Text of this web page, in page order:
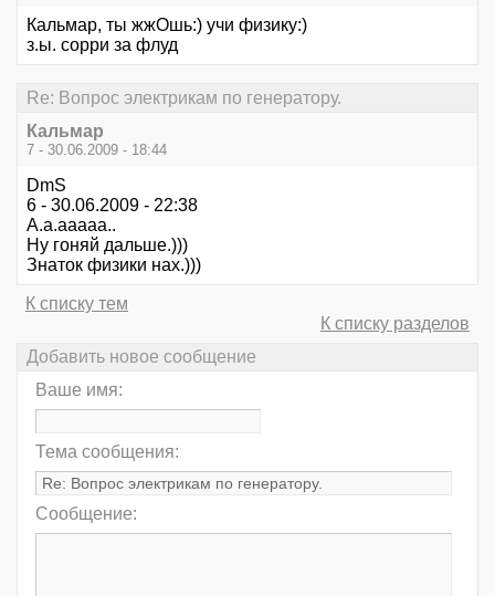
Кальмар, ты жжОшь:) учи физику:)
з.ы. сорри за флуд
Re: Вопрос электрикам по генератору.
Кальмар
7 - 30.06.2009 - 18:44
DmS
6 - 30.06.2009 - 22:38
А.а.ааааа..
Ну гоняй дальше.)))
Знаток физики нах.)))
К списку тем
К списку разделов
Добавить новое сообщение
Ваше имя:
Тема сообщения:
Сообщение: